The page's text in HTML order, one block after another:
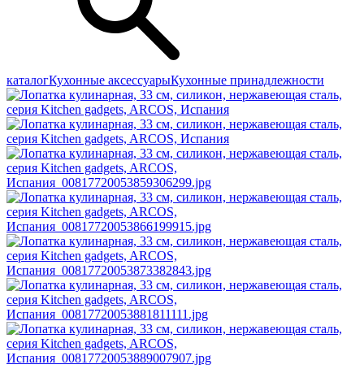
каталогКухонные аксессуарыКухонные принадлежности